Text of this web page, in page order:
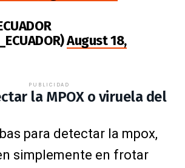
August 18,
PUBLICIDAD
la MPOX o viruela del
para detectar la mpox,
simplemente en frotar